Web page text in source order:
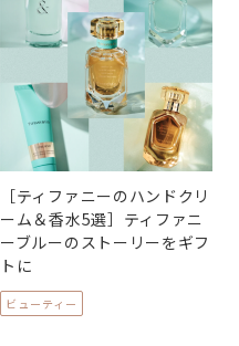
［ティファニーのハンドクリ
ーム＆香水5選］ティファニ
ーブルーのストーリーをギフ
トに
ビューティー